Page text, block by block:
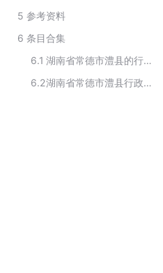
5 参考资料
6 条目合集
6.1
湖南省常德市澧县的行政区划
6.2
湖南省常德市澧县行政区划